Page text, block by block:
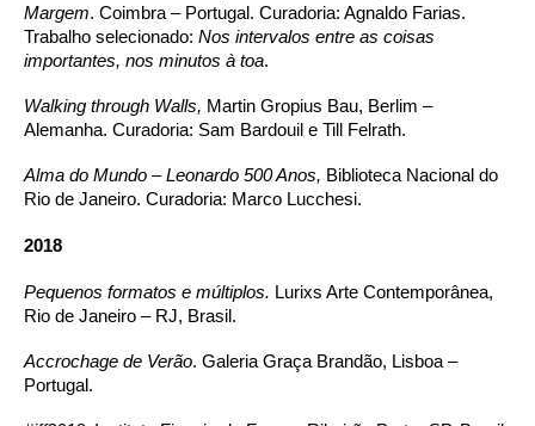
Margem. Coimbra – Portugal. Curadoria: Agnaldo Farias.
Trabalho selecionado: Nos intervalos entre as coisas
importantes, nos minutos à toa.
Walking through Walls, Martin Gropius Bau, Berlim –
Alemanha. Curadoria: Sam Bardouil e Till Felrath.
Alma do Mundo – Leonardo 500 Anos, Biblioteca Nacional do
Rio de Janeiro. Curadoria: Marco Lucchesi.
2018
Pequenos formatos e múltiplos. Lurixs Arte Contemporânea,
Rio de Janeiro – RJ, Brasil.
Accrochage de Verão. Galeria Graça Brandão, Lisboa –
Portugal.